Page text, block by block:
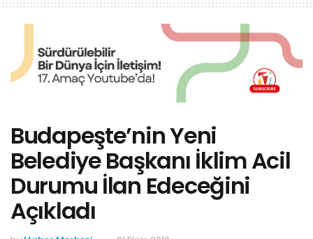
Budapeşte’nin Yeni
Belediye Başkanı İklim Acil
Durumu İlan Edeceğini
Açıkladı